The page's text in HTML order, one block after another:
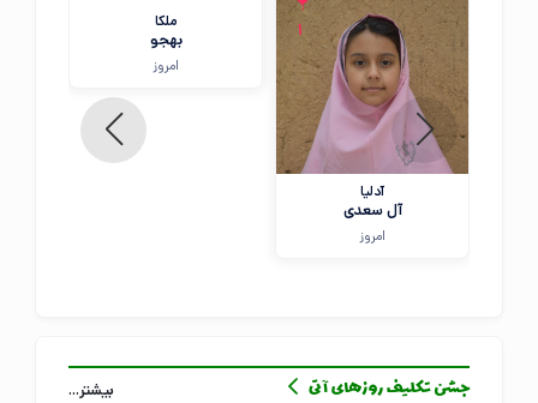
1
آدلیا
آل سعدی
امروز
ملکا
بهجو
امروز
جشن تکلیف روزهای آتی بیشتر...